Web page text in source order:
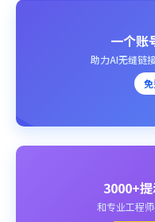
一个账
助力AI无缝链
3000+
和专业工程